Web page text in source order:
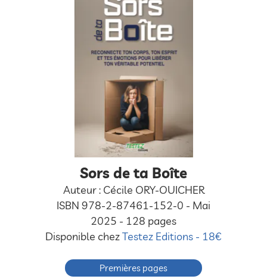
Sors de ta Boîte
Auteur : Cécile ORY-OUICHER
ISBN 978-2-87461-152-0 - Mai
2025 - 128 pages
Disponible chezTestez Editions - 18€
Premières pages